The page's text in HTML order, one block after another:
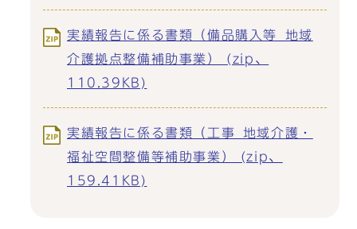
実績報告に係る書類（備品購入等_地域
介護拠点整備補助事業） (zip、
110.39KB)
実績報告に係る書類（工事_地域介護・
福祉空間整備等補助事業） (zip、
159.41KB)